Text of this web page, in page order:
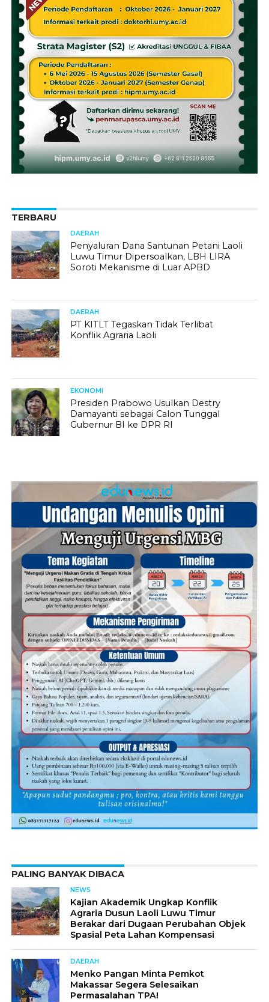
TERBARU
DAERAH
Penyaluran Dana Santunan Petani Laoli
Luwu Timur Dipersoalkan, LBH LIRA
Soroti Mekanisme di Luar APBD
DAERAH
PT KITLT Tegaskan Tidak Terlibat
Konflik Agraria Laoli
EKONOMI
Presiden Prabowo Usulkan Destry
Damayanti sebagai Calon Tunggal
Gubernur BI ke DPR RI
PALING BANYAK DIBACA
NEWS
Kajian Akademik Ungkap Konflik
Agraria Dusun Laoli Luwu Timur
Berakar dari Dugaan Perubahan Objek
Spasial Peta Lahan Kompensasi
DAERAH
Menko Pangan Minta Pemkot
Makassar Segera Selesaikan
Permasalahan TPA!